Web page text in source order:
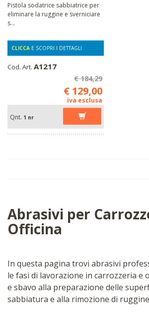
Pistola sodatrice sabbiatrice per
eliminare la ruggine e sverniciare
s...
CLICCA E SCOPRI I DETTAGLI
Cod. Art. A1217
€ 184,29
€ 129,00
iva esclusa
Qnt. 1 nr
Abrasivi per
Officina
In questa pagina trovi abrasivi
le fasi di lavorazione in carrozzeria e
e sbavo alla preparazione delle
sabbiatura e alla rimozione di